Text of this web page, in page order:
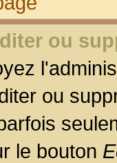
ou
ou
le bouton